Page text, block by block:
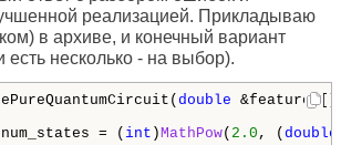
реализацией. Прикладываю
в архиве, и конечный вариант
есть несколько - на выбор).
double
num_states = ( int ) MathPow( 2.0 , ( double